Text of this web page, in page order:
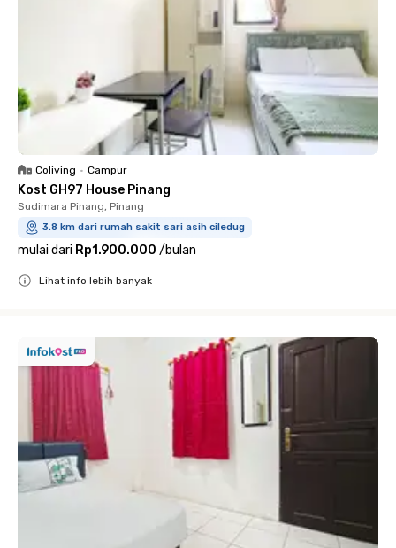
Coliving • Campur
Kost GH97 House Pinang
Sudimara Pinang, Pinang
3.8 km dari rumah sakit sari asih ciledug
mulai dari Rp1.900.000 /bulan
Lihat info lebih banyak